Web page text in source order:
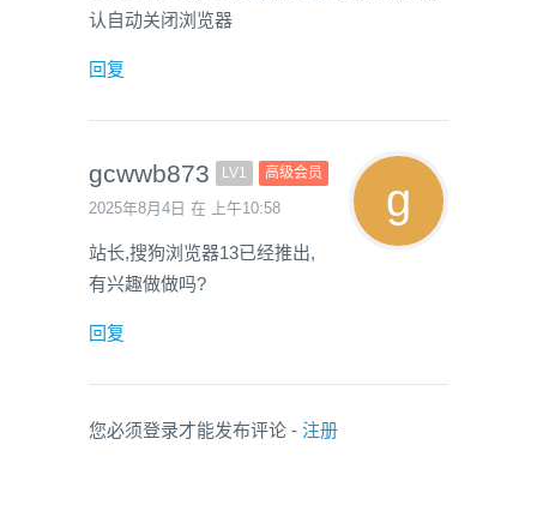
认自动关闭浏览器
回复
gcwwb873 LV1 高级会员
2025年8月4日 在 上午10:58
站长,搜狗浏览器13已经推出,
有兴趣做做吗?
回复
您必须登录才能发布评论 - 注册